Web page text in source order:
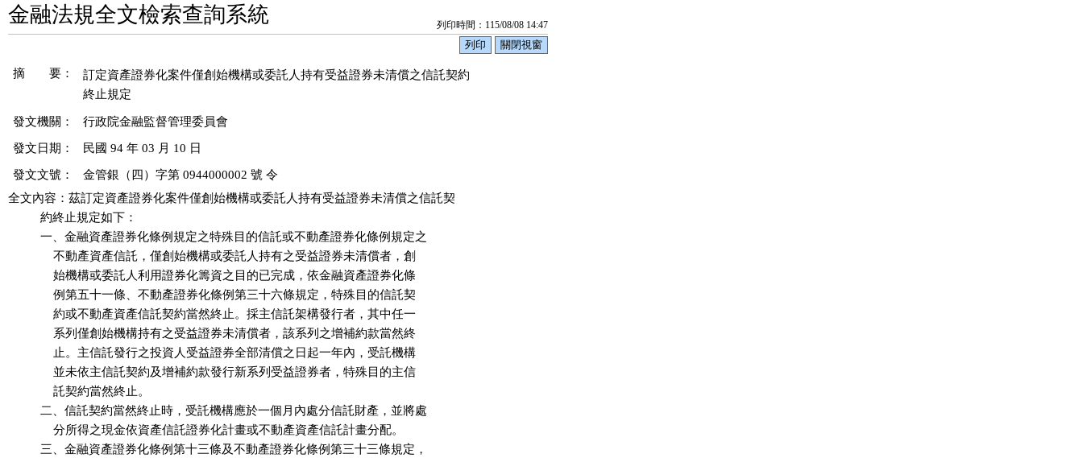
金融法規全文檢索查詢系統 列印時間：115/08/08 14:47
摘 要：
訂定資產證券化案件僅創始機構或委託人持有受益證券未清償之信託契約
發文機關： 行政院金融監督管理委員會
發文日期： 民國 94 年 03 月 10 日
發文文號：
金管銀（四）字第 0944000002 號 令
全文內容：茲訂定資產證券化案件僅創始機構或委託人持有受益證券未清償之信託契
          約終止規定如下：
          一、金融資產證券化條例規定之特殊目的信託或不動產證券化條例規定之
              不動產資產信託，僅創始機構或委託人持有之受益證券未清償者，創
              始機構或委託人利用證券化籌資之目的已完成，依金融資產證券化條
              例第五十一條、不動產證券化條例第三十六條規定，特殊目的信託契
              約或不動產資產信託契約當然終止。採主信託架構發行者，其中任一
              系列僅創始機構持有之受益證券未清償者，該系列之增補約款當然終
              止。主信託發行之投資人受益證券全部清償之日起一年內，受託機構
              並未依主信託契約及增補約款發行新系列受益證券者，特殊目的主信
              託契約當然終止。
          二、信託契約當然終止時，受託機構應於一個月內處分信託財產，並將處
              分所得之現金依資產信託證券化計畫或不動產資產信託計畫分配。
          三、金融資產證券化條例第十三條及不動產證券化條例第三十三條規定，